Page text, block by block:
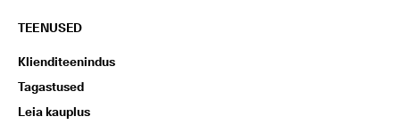
TEENUSED
Klienditeenindus
Tagastused
Leia kauplus